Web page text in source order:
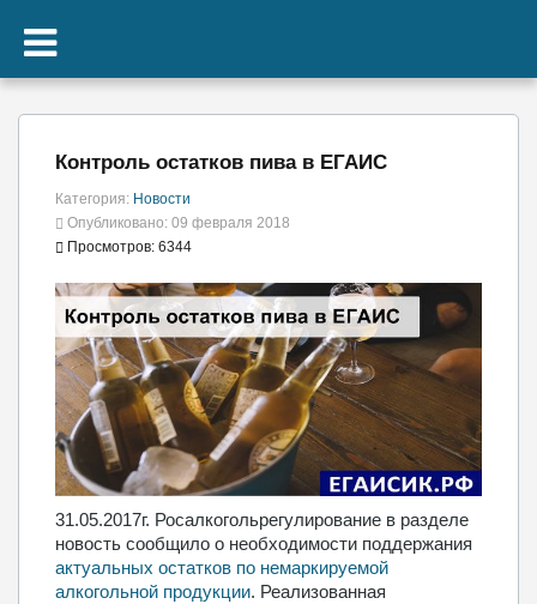
Контроль остатков пива в ЕГАИС
Категория: Новости
Опубликовано: 09 февраля 2018
Просмотров: 6344
31.05.2017г. Росалкогольрегулирование в разделе
новость сообщило о необходимости поддержания
актуальных остатков по немаркируемой
алкогольной продукции. Реализованная